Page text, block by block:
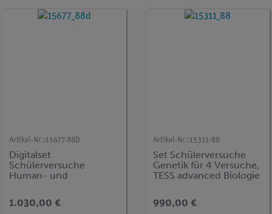
Artikel-Nr.:15677-88D
Digitalset
Schülerversuche
Human- und
advanced Biologie HEP
1.030,00 €
Artikel-Nr.:15311-88
Set Schülerversuche
Genetik für 4 Versuche,
TESS advanced Biologie
990,00 €